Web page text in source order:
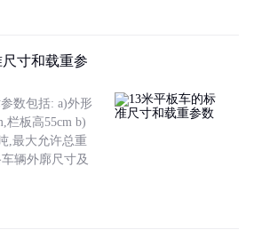
寸和载重参
数包括: a)外形
栏板高55cm b)
,最大允许总重
辆外廓尺寸及